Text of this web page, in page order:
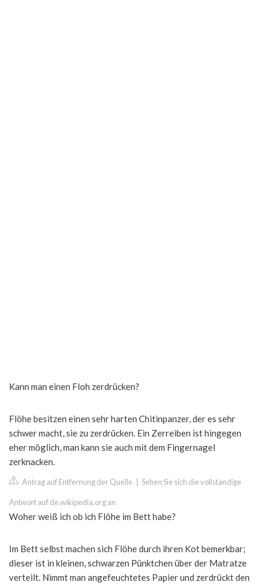
Kann man einen Floh zerdrücken?
Flöhe besitzen einen sehr harten Chitinpanzer, der es sehr
schwer macht, sie zu zerdrücken. Ein Zerreiben ist hingegen
eher möglich, man kann sie auch mit dem Fingernagel
zerknacken.
Antrag auf Entfernung der Quelle Sehen Sie sich die vollständige
Antwort auf de.wikipedia.org an
Woher weiß ich ob ich Flöhe im Bett habe?
Im Bett selbst machen sich Flöhe durch ihren Kot bemerkbar;
dieser ist in kleinen, schwarzen Pünktchen über der Matratze
verteilt. Nimmt man angefeuchtetes Papier und zerdrückt den